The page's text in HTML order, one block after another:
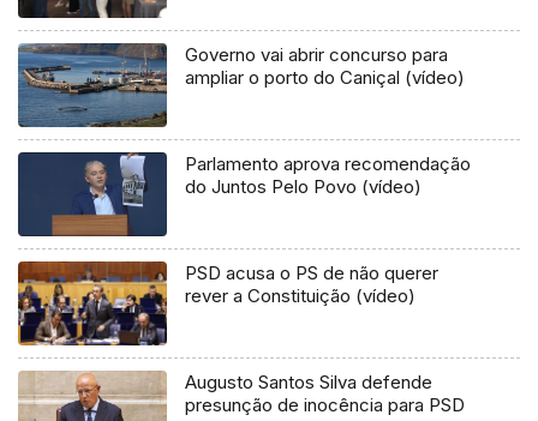
Governo vai abrir concurso para
ampliar o porto do Caniçal (vídeo)
Parlamento aprova recomendação
do Juntos Pelo Povo (vídeo)
PSD acusa o PS de não querer
rever a Constituição (vídeo)
Augusto Santos Silva defende
presunção de inocência para PSD